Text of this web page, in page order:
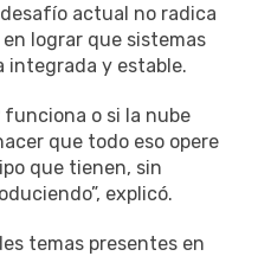
actual no radica
lograr que sistemas
integrada y estable.
funciona o si la nube
que todo eso opere
que tienen, sin
explicó.
temas presentes en